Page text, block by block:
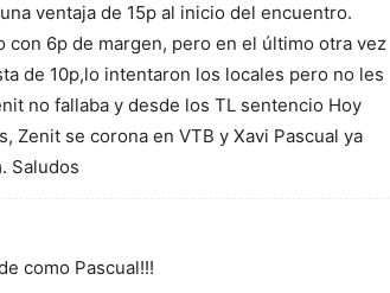
ventaja de 15p al inicio del encuentro.
con 6p de margen, pero en el último otra vez
de 10p,lo intentaron los locales pero no les
no fallaba y desde los TL sentencio Hoy
Zenit se corona en VTB y Xavi Pascual ya
Saludos
como Pascual!!!